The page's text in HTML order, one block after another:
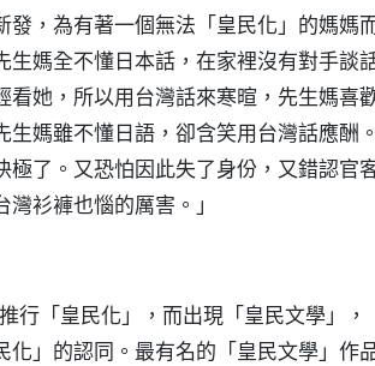
，為有著一個無法「皇民化」的媽媽
生媽全不懂日本話，在家裡沒有對手談
她，所以用台灣話來寒暄，先生媽喜
媽雖不懂日語，卻含笑用台灣話應酬
了。又恐怕因此失了身份，又錯認官
衫褲也惱的厲害。」
行「皇民化」，而出現「皇民文學」，
」的認同。最有名的「皇民文學」作